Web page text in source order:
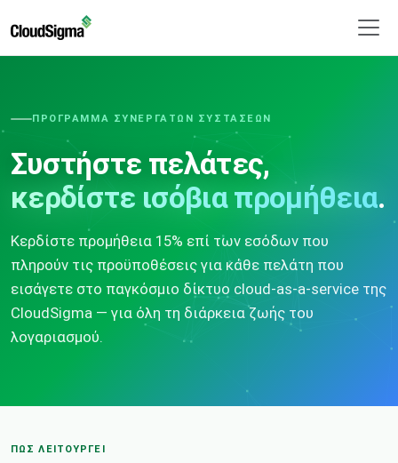
ΠΡΌΓΡΑΜΜΑ ΣΥΝΕΡΓΑΤΏΝ ΣΥΣΤΆΣΕΩΝ
Συστήστε πελάτες,
κερδίστε ισόβια προμήθεια.
Κερδίστε προμήθεια 15% επί των εσόδων που
πληρούν τις προϋποθέσεις για κάθε πελάτη που
εισάγετε στο παγκόσμιο δίκτυο cloud-as-a-service της
CloudSigma — για όλη τη διάρκεια ζωής του
λογαριασμού.
ΠΏΣ ΛΕΙΤΟΥΡΓΕΊ